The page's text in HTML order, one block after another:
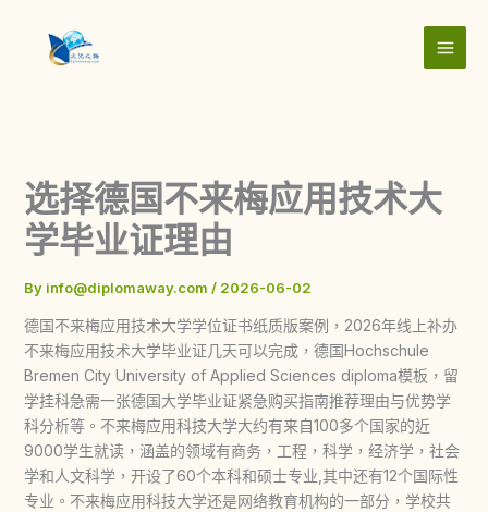
content
选择德国不来梅应用技术大
学毕业证理由
By info@diplomaway.com / 2026-06-02
德国不来梅应用技术大学学位证书纸质版案例，2026年线上补办
不来梅应用技术大学毕业证几天可以完成，德国Hochschule
Bremen City University of Applied Sciences diploma模板，留
学挂科急需一张德国大学毕业证紧急购买指南推荐理由与优势学
科分析等。不来梅应用科技大学大约有来自100多个国家的近
9000学生就读，涵盖的领域有商务，工程，科学，经济学，社会
学和人文科学，开设了60个本科和硕士专业,其中还有12个国际性
专业。不来梅应用科技大学还是网络教育机构的一部分，学校共